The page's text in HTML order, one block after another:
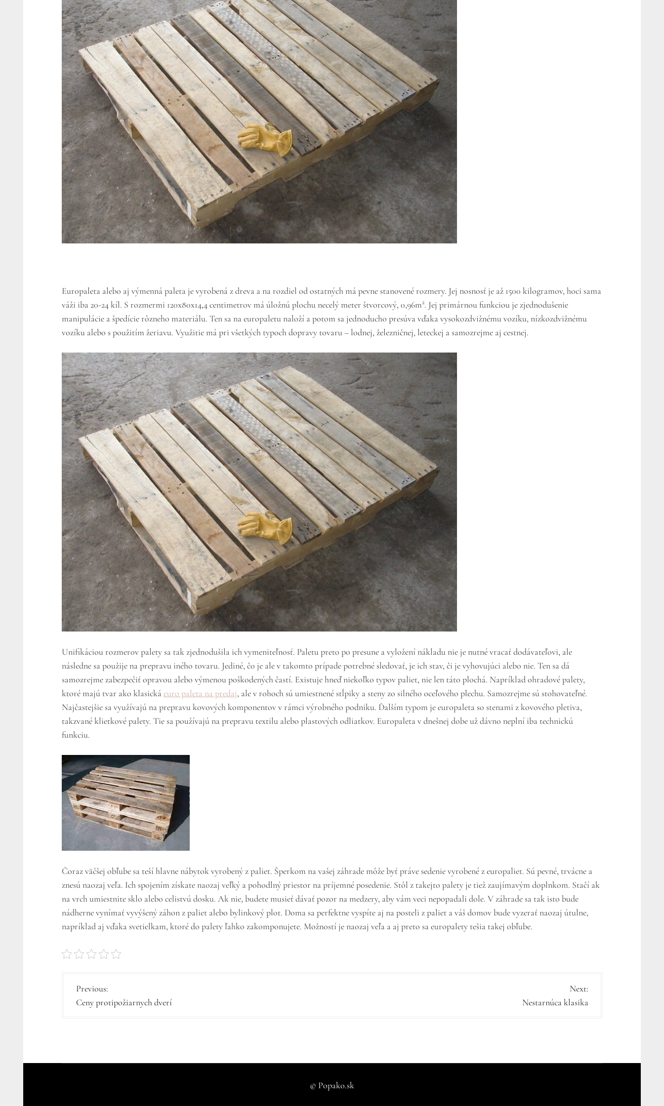
Europaleta alebo aj výmenná paleta je vyrobená z dreva a na rozdiel od ostatných má pevne stanovené rozmery. Jej nosnosť je až 1500 kilogramov, hoci sama
váži iba 20-24 kíl. S rozmermi 120x80x14,4 centimetrov má úložnú plochu necelý meter štvorcový, 0,96m2. Jej primárnou funkciou je zjednodušenie
manipulácie a špedície rôzneho materiálu. Ten sa na europaletu naloží a potom sa jednoducho presúva vďaka vysokozdvižnému vozíku, nízkozdvižnému
vozíku alebo s použitím žeriavu. Využitie má pri všetkých typoch dopravy tovaru – lodnej, železničnej, leteckej a samozrejme aj cestnej.
Unifikáciou rozmerov palety sa tak zjednodušila ich vymeniteľnosť. Paletu preto po presune a vyložení nákladu nie je nutné vracať dodávateľovi, ale
následne sa použije na prepravu iného tovaru. Jediné, čo je ale v takomto prípade potrebné sledovať, je ich stav, či je vyhovujúci alebo nie. Ten sa dá
samozrejme zabezpečiť opravou alebo výmenou poškodených častí. Existuje hneď niekoľko typov paliet, nie len táto plochá. Napríklad ohradové palety,
ktoré majú tvar ako klasickáeuro paleta na predaj, ale v rohoch sú umiestnené stĺpiky a steny zo silného oceľového plechu. Samozrejme sú stohovateľné.
Najčastejšie sa využívajú na prepravu kovových komponentov v rámci výrobného podniku. Ďalším typom je europaleta so stenami z kovového pletiva,
takzvané klietkové palety. Tie sa používajú na prepravu textilu alebo plastových odliatkov. Europaleta v dnešnej dobe už dávno neplní iba technickú
funkciu.
Čoraz väčšej obľube sa teší hlavne nábytok vyrobený z paliet. Šperkom na vašej záhrade môže byť práve sedenie vyrobené z europaliet. Sú pevné, trvácne a
znesú naozaj veľa. Ich spojením získate naozaj veľký a pohodlný priestor na príjemné posedenie. Stôl z takejto palety je tiež zaujímavým doplnkom. Stačí ak
na vrch umiestnite sklo alebo celistvú dosku. Ak nie, budete musieť dávať pozor na medzery, aby vám veci nepopadali dole. V záhrade sa tak isto bude
nádherne vynímať vyvýšený záhon z paliet alebo bylinkový plot. Doma sa perfektne vyspíte aj na posteli z paliet a váš domov bude vyzerať naozaj útulne,
napríklad aj vďaka svetielkam, ktoré do palety ľahko zakomponujete. Možností je naozaj veľa a aj preto sa europalety tešia takej obľube.
N
a
g
Previous:
Ceny protipožiarnych dverí
Next:
Nestarnúca klasika
© Popako.sk